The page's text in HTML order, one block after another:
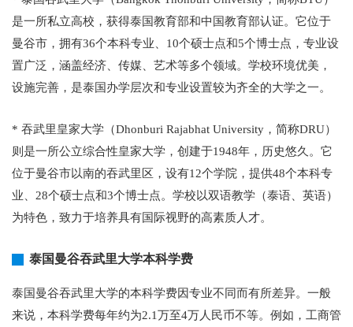
是一所私立高校，获得泰国教育部和中国教育部认证。它位于
曼谷市，拥有36个本科专业、10个硕士点和5个博士点，专业设
置广泛，涵盖经济、传媒、艺术等多个领域。学校环境优美，
设施完善，是泰国办学层次和专业设置较为齐全的大学之一。
* 吞武里皇家大学（Dhonburi Rajabhat University，简称DRU）
则是一所公立综合性皇家大学，创建于1948年，历史悠久。它
位于曼谷市以南的吞武里区，设有12个学院，提供48个本科专
业、28个硕士点和3个博士点。学校以双语教学（泰语、英语）
为特色，致力于培养具有国际视野的高素质人才。
泰国曼谷吞武里大学本科学费
泰国曼谷吞武里大学的本科学费因专业不同而有所差异。一般
来说，本科学费每年约为2.1万至4万人民币不等。例如，工商管